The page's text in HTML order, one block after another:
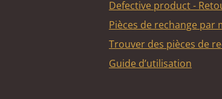
Defective product -
Pièces de rechange par
Trouver des pièces de
Guide d’utilisation